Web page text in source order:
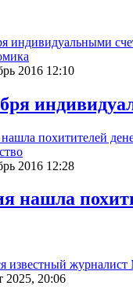
2016 12:10
2016 12:28
нашла
2025, 20:06